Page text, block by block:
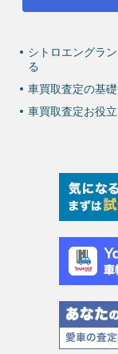
シトロエングラ
る
車買取査定の基
車買取査定お役